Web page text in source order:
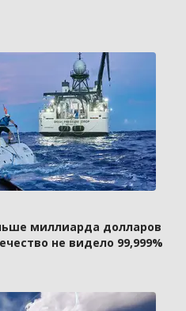
миллиарда долларов
не видело 99,999%